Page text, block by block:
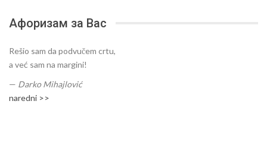
Афоризам за Вас
Rešio sam da podvučem crtu,
a već sam na margini!
— Darko Mihajlović
naredni >>